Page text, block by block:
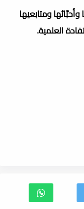
ومتابعيها
العلمية.